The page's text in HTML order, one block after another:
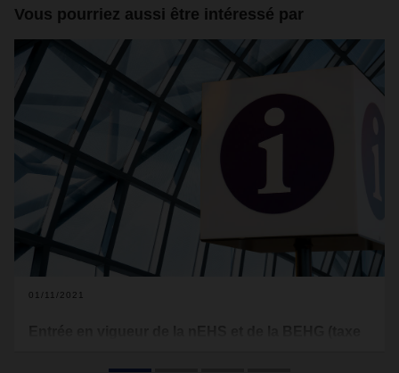
Vous pourriez aussi être intéressé par
01/11/2021